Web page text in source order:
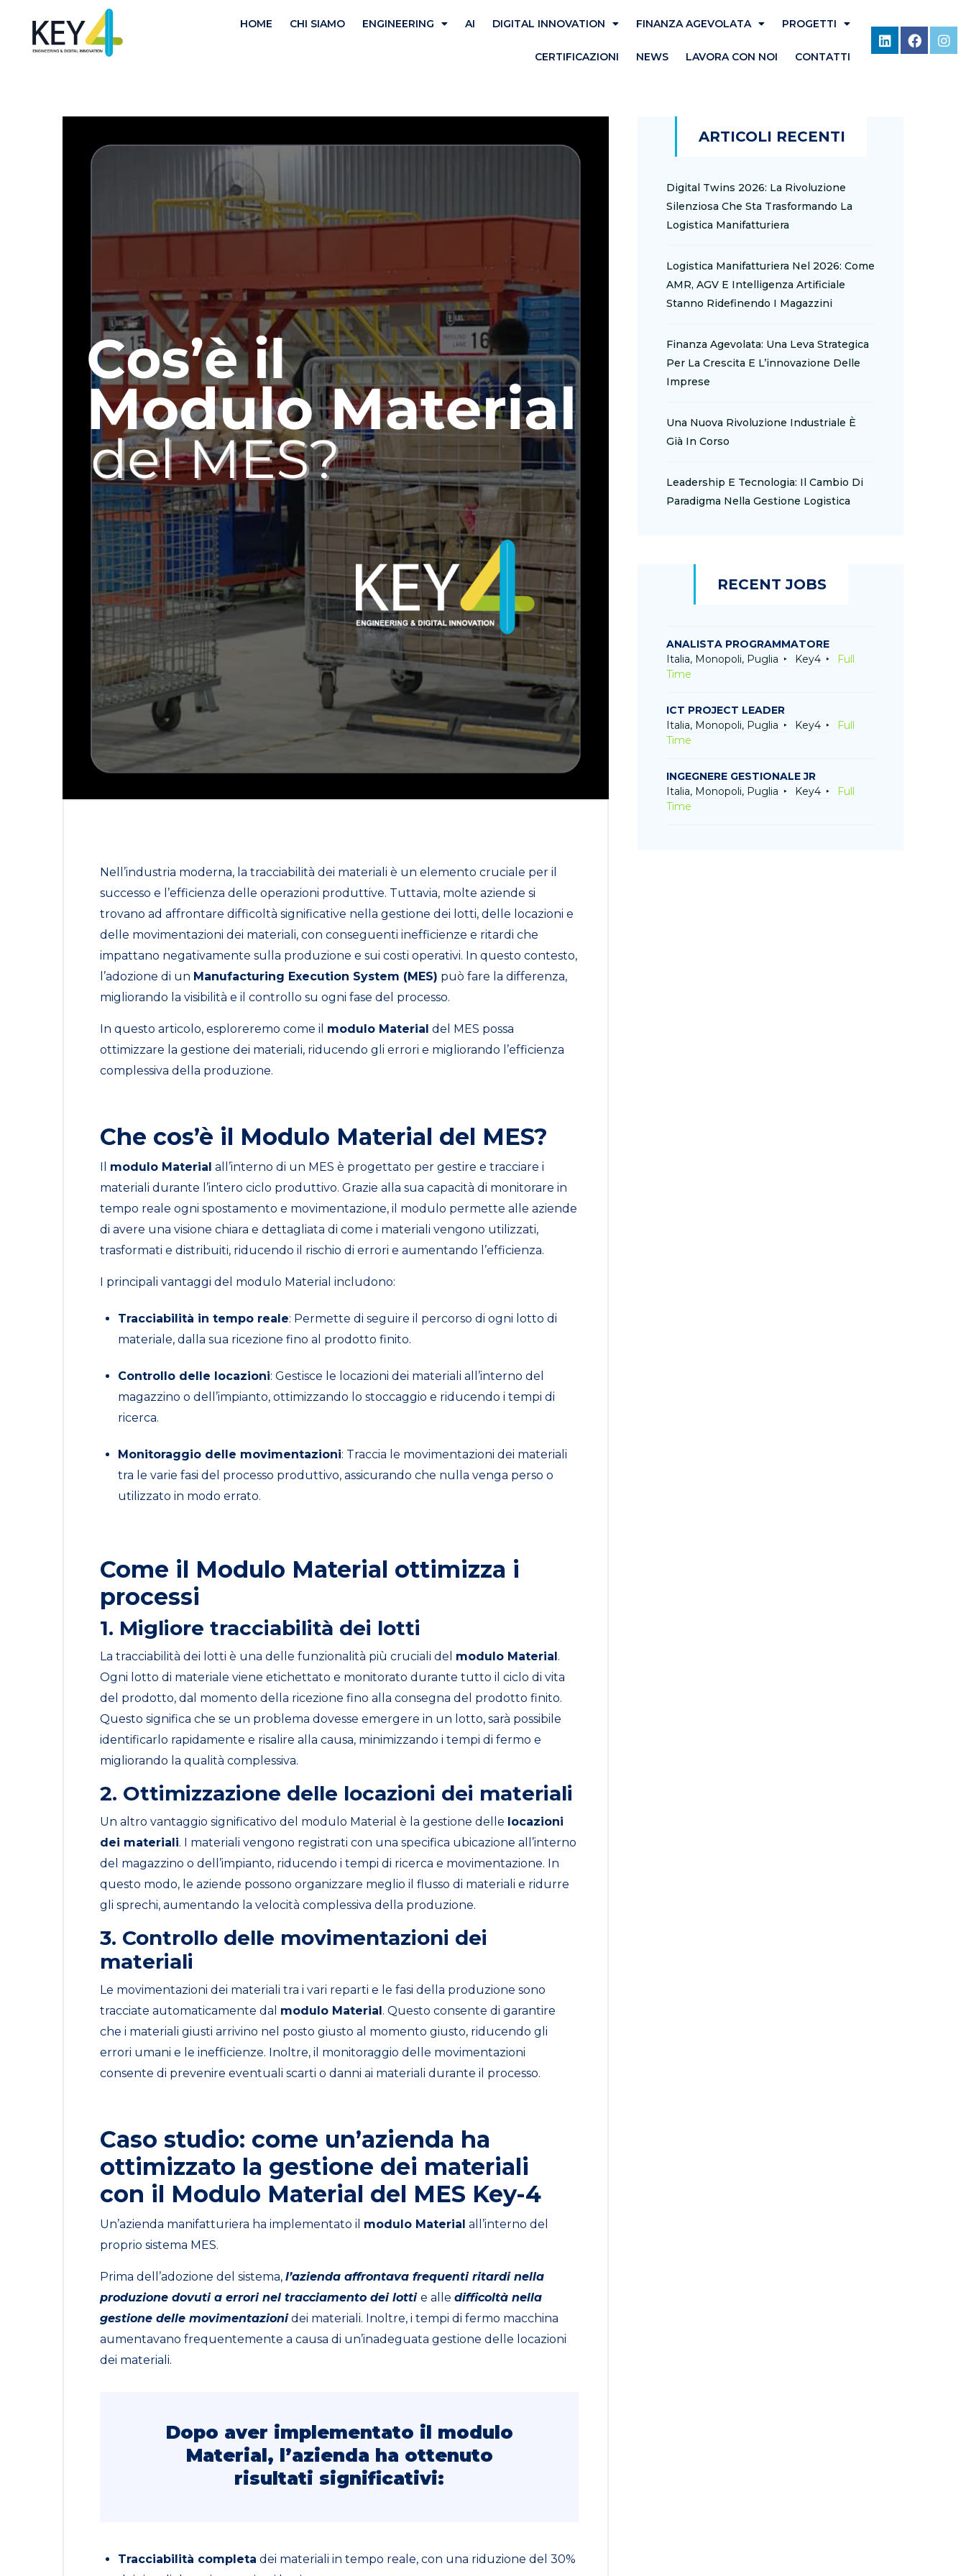
HOME CHI SIAMO ENGINEERING AI DIGITAL INNOVATION FINANZA AGEVOLATA PROGETTI
CERTIFICAZIONI NEWS LAVORA CON NOI CONTATTI
Nell’industria moderna, la tracciabilità dei materiali è un elemento cruciale per il
successo e l’efficienza delle operazioni produttive. Tuttavia, molte aziende si
trovano ad affrontare difficoltà significative nella gestione dei lotti, delle locazioni e
delle movimentazioni dei materiali, con conseguenti inefficienze e ritardi che
impattano negativamente sulla produzione e sui costi operativi. In questo contesto,
l’adozione di un Manufacturing Execution System (MES) può fare la differenza,
migliorando la visibilità e il controllo su ogni fase del processo.
In questo articolo, esploreremo come il modulo Material del MES possa
ottimizzare la gestione dei materiali, riducendo gli errori e migliorando l’efficienza
complessiva della produzione.
Che cos’è il Modulo Material del MES?
Il modulo Material all’interno di un MES è progettato per gestire e tracciare i
materiali durante l’intero ciclo produttivo. Grazie alla sua capacità di monitorare in
tempo reale ogni spostamento e movimentazione, il modulo permette alle aziende
di avere una visione chiara e dettagliata di come i materiali vengono utilizzati,
trasformati e distribuiti, riducendo il rischio di errori e aumentando l’efficienza.
I principali vantaggi del modulo Material includono:
Tracciabilità in tempo reale: Permette di seguire il percorso di ogni lotto di
materiale, dalla sua ricezione fino al prodotto finito.
Controllo delle locazioni: Gestisce le locazioni dei materiali all’interno del
magazzino o dell’impianto, ottimizzando lo stoccaggio e riducendo i tempi di
ricerca.
Monitoraggio delle movimentazioni: Traccia le movimentazioni dei materiali
tra le varie fasi del processo produttivo, assicurando che nulla venga perso o
utilizzato in modo errato.
Come il Modulo Material ottimizza i
processi
1. Migliore tracciabilità dei lotti
La tracciabilità dei lotti è una delle funzionalità più cruciali del modulo Material.
Ogni lotto di materiale viene etichettato e monitorato durante tutto il ciclo di vita
del prodotto, dal momento della ricezione fino alla consegna del prodotto finito.
Questo significa che se un problema dovesse emergere in un lotto, sarà possibile
identificarlo rapidamente e risalire alla causa, minimizzando i tempi di fermo e
migliorando la qualità complessiva.
2. Ottimizzazione delle locazioni dei materiali
Un altro vantaggio significativo del modulo Material è la gestione delle locazioni
dei materiali. I materiali vengono registrati con una specifica ubicazione all’interno
del magazzino o dell’impianto, riducendo i tempi di ricerca e movimentazione. In
questo modo, le aziende possono organizzare meglio il flusso di materiali e ridurre
gli sprechi, aumentando la velocità complessiva della produzione.
3. Controllo delle movimentazioni dei
materiali
Le movimentazioni dei materiali tra i vari reparti e le fasi della produzione sono
tracciate automaticamente dal modulo Material. Questo consente di garantire
che i materiali giusti arrivino nel posto giusto al momento giusto, riducendo gli
errori umani e le inefficienze. Inoltre, il monitoraggio delle movimentazioni
consente di prevenire eventuali scarti o danni ai materiali durante il processo.
Caso studio: come un’azienda ha
ottimizzato la gestione dei materiali
con il Modulo Material del MES Key-4
Un’azienda manifatturiera ha implementato il modulo Material all’interno del
proprio sistema MES.
Prima dell’adozione del sistema, l’azienda affrontava frequenti ritardi nella
produzione dovuti a errori nel tracciamento dei lotti e alle difficoltà nella
gestione delle movimentazionidei materiali. Inoltre, i tempi di fermo macchina
aumentavano frequentemente a causa di un’inadeguata gestione delle locazioni
dei materiali.
Dopo aver implementato il modulo
Material, l’azienda ha ottenuto
risultati significativi:
Tracciabilità completa dei materiali in tempo reale, con una riduzione del 30%
ARTICOLI RECENTI
Digital Twins 2026: La Rivoluzione
Silenziosa Che Sta Trasformando La
Logistica Manifatturiera
Logistica Manifatturiera Nel 2026: Come
AMR, AGV E Intelligenza Artificiale
Stanno Ridefinendo I Magazzini
Finanza Agevolata: Una Leva Strategica
Per La Crescita E L’innovazione Delle
Imprese
Una Nuova Rivoluzione Industriale È
Già In Corso
Leadership E Tecnologia: Il Cambio Di
Paradigma Nella Gestione Logistica
RECENT JOBS
ANALISTA PROGRAMMATORE
Italia, Monopoli, Puglia
Key4
Full
Time
ICT PROJECT LEADER
Italia, Monopoli, Puglia
Key4
Full
Time
INGEGNERE GESTIONALE JR
Italia, Monopoli, Puglia
Key4
Full
Time